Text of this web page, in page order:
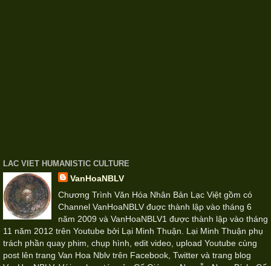
LAC VIET HUMANISTIC CULTURE
VanHoaNBLV
Chương Trình Văn Hóa Nhân Bản Lạc Việt gồm có
Channel VanHoaNBLV đuợc thành lập vào tháng 6
năm 2009 và VanHoaNBLV1 được thành lập vào tháng
11 năm 2012 trên Youtube bởi Lại Minh Thuận. Lại Minh Thuận phụ
trách phần quay phim, chụp hình, edit video, upload Youtube cùng
post lên trang Van Hoa Nblv trên Facebook, Twitter và trang blog